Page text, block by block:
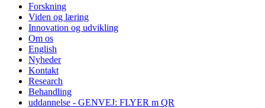
Forskning
Viden og læring
Innovation og udvikling
Om os
English
Nyheder
Kontakt
Research
Behandling
uddannelse - GENVEJ: FLYER m QR